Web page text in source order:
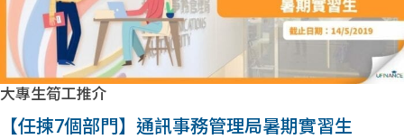
大專生筍工推介
【任揀7個部門】通訊事務管理局暑期實習生